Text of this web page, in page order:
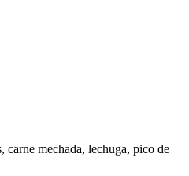
mechada, lechuga, pico de